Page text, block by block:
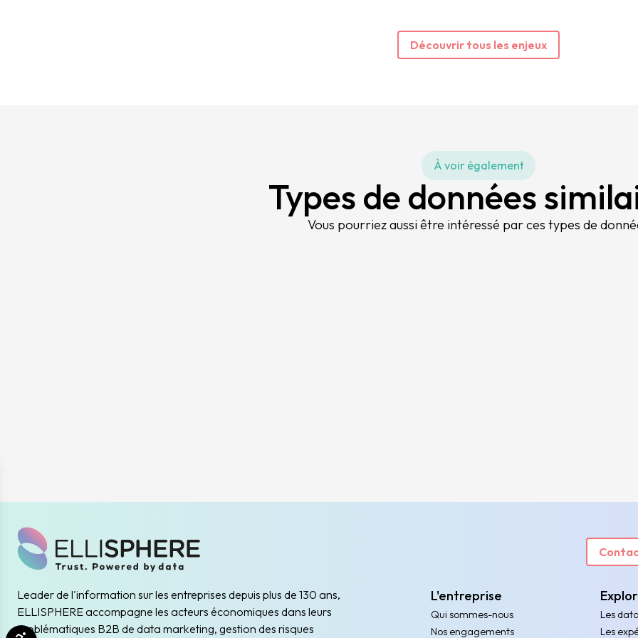
Découvrir tous les enjeux
À voir également
Types de données
Vous pourriez aussi être intéressé par ces types de
Leader de l'information sur les entreprises depuis plus de 130 ans,
ELLISPHERE accompagne les acteurs économiques dans leurs
problématiques B2B de data marketing, gestion des risques
L'entreprise
Qui sommes-nous
Nos engagements
Les
Les